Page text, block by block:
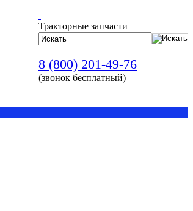
Тракторные запчасти
8 (800) 201-49-76
(звонок бесплатный)